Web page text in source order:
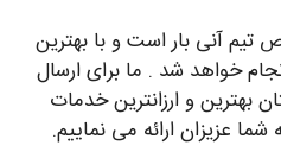
تیم آنی بار است و با بهترین
خواهد شد . ما برای ارسال
بهترین و ارزانترین خدمات
عزیزان ارائه می نماییم.